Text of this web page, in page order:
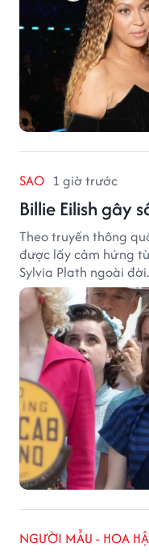
SAO 1 giờ trước
Billie Eilish gây
Theo truyền thông
được lấy cảm hứng
Sylvia Plath ngoài đời.
NGƯỜI MẪU - HOA